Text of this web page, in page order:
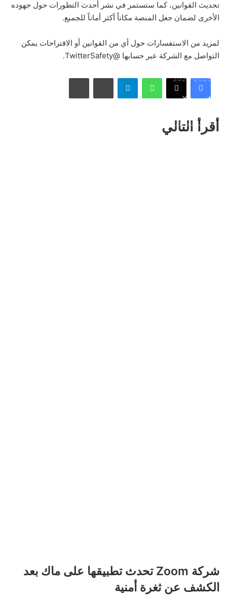
تحديث القوانين، كما ستستمر في نشر أحدث التطورات حول جهوده
الأخرى لضمان جعل المنصة مكاناً أكثر أماناً للجميع.
لمزيد من الاستفسارات حول أي من القوانين أو الاقتراحات يمكن
التواصل مع الشركة عبر حسابها @TwitterSafety.
فيسبوك X
واتساب تيلقرام مشاركة عبر البريد طباعة
أقرأ التالي
أمريكا تشنّ الجولة الثالثة من ضرباتها الجوية على إيران رداً على
2026-2027
«المرشد الإيراني» يشعل العالم
شركة
Zoom
تحدث
شركة Zoom تحدث تطبيقها على ماك بعد
الكشف عن ثغرة أمنية